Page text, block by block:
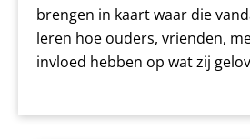
brengen in kaart waar die
leren hoe ouders, vrienden,
invloed hebben op wat zij